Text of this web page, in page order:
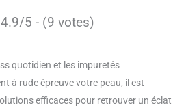
4.9/5 - (9 votes)
quotidien et les impuretés
à rude épreuve votre peau, il est
efficaces pour retrouver un éclat